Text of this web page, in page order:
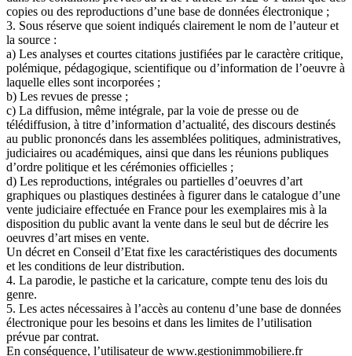
copies ou des reproductions d’une base de données électronique ;
3. Sous réserve que soient indiqués clairement le nom de l’auteur et
la source :
a) Les analyses et courtes citations justifiées par le caractère critique,
polémique, pédagogique, scientifique ou d’information de l’oeuvre à
laquelle elles sont incorporées ;
b) Les revues de presse ;
c) La diffusion, même intégrale, par la voie de presse ou de
télédiffusion, à titre d’information d’actualité, des discours destinés
au public prononcés dans les assemblées politiques, administratives,
judiciaires ou académiques, ainsi que dans les réunions publiques
d’ordre politique et les cérémonies officielles ;
d) Les reproductions, intégrales ou partielles d’oeuvres d’art
graphiques ou plastiques destinées à figurer dans le catalogue d’une
vente judiciaire effectuée en France pour les exemplaires mis à la
disposition du public avant la vente dans le seul but de décrire les
oeuvres d’art mises en vente.
Un décret en Conseil d’Etat fixe les caractéristiques des documents
et les conditions de leur distribution.
4. La parodie, le pastiche et la caricature, compte tenu des lois du
genre.
5. Les actes nécessaires à l’accès au contenu d’une base de données
électronique pour les besoins et dans les limites de l’utilisation
prévue par contrat.
En conséquence, l’utilisateur de www.gestionimmobiliere.fr